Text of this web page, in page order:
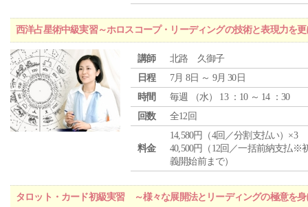
西洋占星術中級実習～ホロスコープ・リーディングの技術と表現力を
講師
北路 久御子
日程
7月 8日 ～ 9月 30日
時間
毎週 （水） 13 ：10 ～ 14 ：30
回数
全12回
料金
14,580円（4回／分割支払い）×3
40,500円（12回／一括前納支払※
義開始前まで）
タロット・カード初級実習 ～様々な展開法とリーディングの極意を身